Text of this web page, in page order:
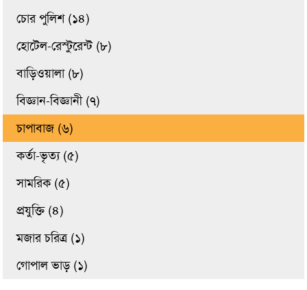
চোর পুলিশ (১৪)
হোটেল-রেস্টুরেন্ট (৮)
বাড়িওয়ালা (৮)
বিজ্ঞান-বিজ্ঞানী (৭)
চাপাবাজ (৬)
কর্তা-ভৃত্য (৫)
সামরিক (৫)
প্রযুক্তি (৪)
মজার চরিত্র (১)
গোপাল ভাড় (১)